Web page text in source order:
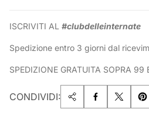
ISCRIVITI AL #clubdelleinternate
Spedizione entro 3 giorni dal
SPEDIZIONE GRATUITA SOPRA 99
CONDIVIDI: